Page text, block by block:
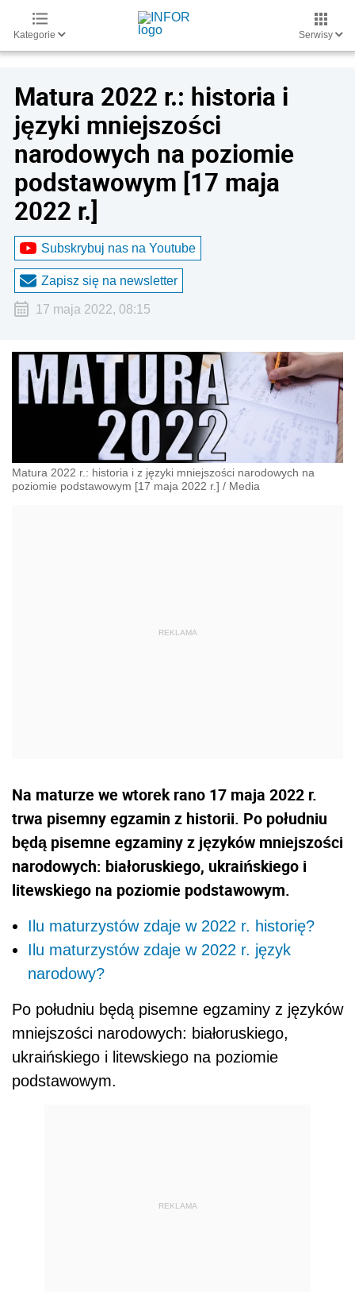
Kategorie Serwisy
Matura 2022 r.: historia i
języki mniejszości
narodowych na poziomie
podstawowym [17 maja
2022 r.]
Subskrybuj nas na Youtube
Zapisz się na newsletter
17 maja 2022, 08:15
Matura 2022 r.: historia i z języki mniejszości narodowych na
poziomie podstawowym [17 maja 2022 r.] / Media
Na maturze we wtorek rano 17 maja 2022 r.
trwa pisemny egzamin z historii. Po południu
będą pisemne egzaminy z języków mniejszości
narodowych: białoruskiego, ukraińskiego i
litewskiego na poziomie podstawowym.
Ilu maturzystów zdaje w 2022 r. historię?
Ilu maturzystów zdaje w 2022 r. język
narodowy?
Po południu będą pisemne egzaminy z języków
mniejszości narodowych: białoruskiego,
ukraińskiego i litewskiego na poziomie
podstawowym.
REKLAMA